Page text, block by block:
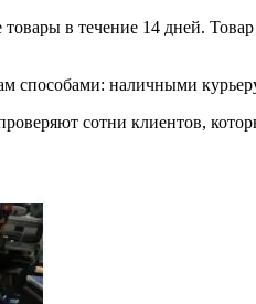
в течение 14 дней.
способами: наличными
сотни клиентов,